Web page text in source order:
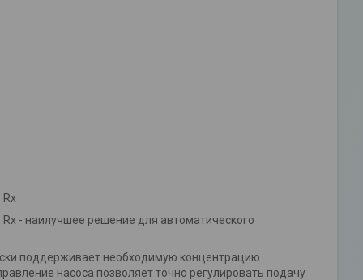
- наилучшее решение для автоматического
поддерживает необходимую концентрацию
насоса позволяет точно регулировать подачу